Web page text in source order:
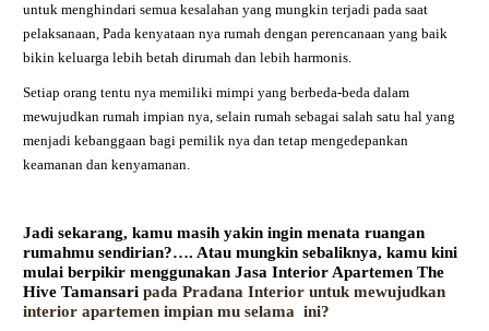
untuk menghindari semua kesalahan yang mungkin terjadi pada saat
pelaksanaan, Pada kenyataan nya rumah dengan perencanaan yang baik
bikin keluarga lebih betah dirumah dan lebih harmonis.
Setiap orang tentu nya memiliki mimpi yang berbeda-beda dalam
mewujudkan rumah impian nya, selain rumah sebagai salah satu hal yang
menjadi kebanggaan bagi pemilik nya dan tetap mengedepankan
keamanan dan kenyamanan.
Jadi sekarang, kamu masih yakin ingin menata ruangan
rumahmu sendirian?…. Atau mungkin sebaliknya, kamu kini
mulai berpikir menggunakanJasa Interior Apartemen The
Hive Tamansaripada Pradana Interior untuk mewujudkan
interior apartemen impian mu selama ini?